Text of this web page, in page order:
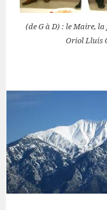
(de G à D) : le Maire,
Oriol Lluis